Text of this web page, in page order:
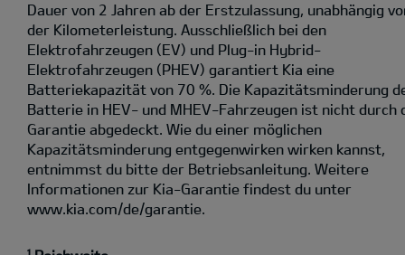
Dauer von 2 Jahren ab der Erstzulassung, unabhängig
der Kilometerleistung. Ausschließlich bei den
Elektrofahrzeugen (EV) und Plug-in Hybrid-
Elektrofahrzeugen (PHEV) garantiert Kia eine
Batteriekapazität von 70 %. Die Kapazitätsminderung
Batterie in HEV- und MHEV-Fahrzeugen ist nicht durch
Garantie abgedeckt. Wie du einer möglichen
Kapazitätsminderung entgegenwirken wirken kannst,
entnimmst du bitte der Betriebsanleitung. Weitere
Informationen zur Kia-Garantie findest du unter
www.kia.com/de/garantie.